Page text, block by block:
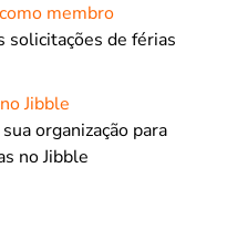
membro
solicitações de férias
Jibble
organização para
no Jibble